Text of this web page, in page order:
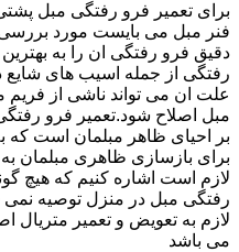
برای تعمیر فرو رفتگی مبل
فنر مبل می بایست مورد بررسی
دقیق فرو رفتگی ان را به
رفتگی از جمله اسیب های شایع
علت ان می تواند ناشی از فریم
مبل اصلاح شود.تعمیر فرو
بر احیای ظاهر مبلمان است
برای بازسازی ظاهری مبلمان
لازم است اشاره کنیم که هیچ
رفتگی مبل در منزل توصیه نمی
لازم به تعویض و تعمیر متریال
می باشد